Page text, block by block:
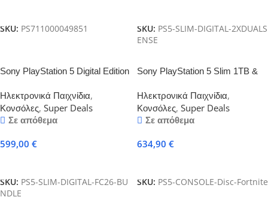
SKU: PS711000049851
SKU: PS5-SLIM-DIGITAL-2XDUALS
ENSE
Sony PlayStation 5 Digital Edition
Voucher
Ηλεκτρονικά Παιχνίδια,
Κονσόλες, Super Deals
Σε απόθεμα
599,00 €
SKU: PS5-SLIM-DIGITAL-FC26-BU
NDLE
Sony PlayStation 5 Slim 1TB &
Ηλεκτρονικά Παιχνίδια,
Κονσόλες, Super Deals
Σε απόθεμα
634,90 €
SKU: PS5-CONSOLE-Disc-Fortnite